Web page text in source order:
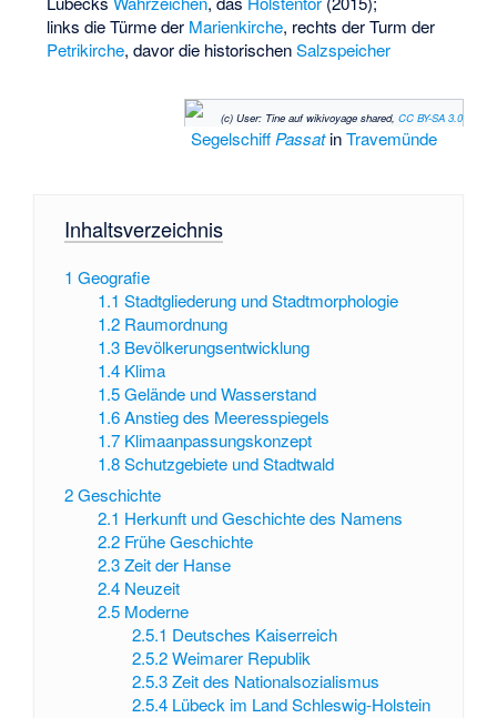
links die Türme der Marienkirche, rechts der Turm der
Petrikirche, davor die historischenSalzspeicher
(c) User: Tine auf wikivoyage shared, CC BY-SA 3.0
Segelschiff PassatinTravemünde
Inhaltsverzeichnis
1 Geografie
1.1 Stadtgliederung und Stadtmorphologie
1.2 Raumordnung
1.3 Bevölkerungsentwicklung
1.4 Klima
1.5 Gelände und Wasserstand
1.6 Anstieg des Meeresspiegels
1.7 Klimaanpassungskonzept
1.8 Schutzgebiete und Stadtwald
2Geschichte
2.1 Herkunft und Geschichte des Namens
2.2 Frühe Geschichte
2.3 Zeit der Hanse
2.4 Neuzeit
2.5 Moderne
2.5.1 Deutsches Kaiserreich
2.5.2 Weimarer Republik
2.5.3 Zeit des Nationalsozialismus
2.5.4 Lübeck im Land Schleswig-Holstein